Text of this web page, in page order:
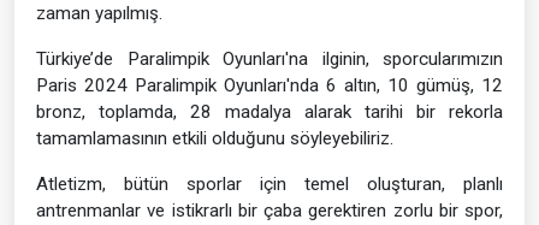
zaman yapılmış.
Türkiye’de Paralimpik Oyunları'na ilginin, sporcularımızın
Paris 2024 Paralimpik Oyunları'nda 6 altın, 10 gümüş, 12
bronz, toplamda, 28 madalya alarak tarihi bir rekorla
tamamlamasının etkili olduğunu söyleyebiliriz.
Atletizm, bütün sporlar için temel oluşturan, planlı
antrenmanlar ve istikrarlı bir çaba gerektiren zorlu bir spor,